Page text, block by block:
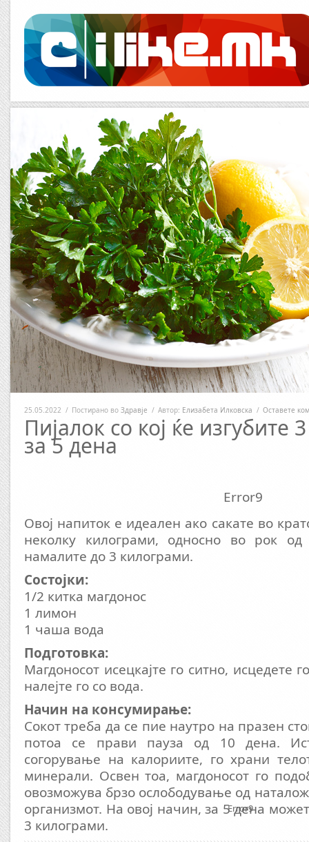
25.05.2022 / Постирано во Здравје / Автор: Елизабета Илковска / Оставете
Пијалок со кој ќе изгубите
за 5 дена
Error9
Овој напиток е идеален ако сакате во
неколку килограми, односно во рок
намалите до 3 килограми.
Состојки:
1/2 китка магдонос
1 лимон
1 чаша вода
Подготовка:
Магдоносот исецкајте го ситно, исцедете
налејте го со вода.
Начин на консумирање:
Сокот треба да се пие наутро на празен
потоа се прави пауза од 10 дена.
согорување на калориите, го храни
минерали. Освен тоа, магдоносот го
овозможува брзо ослободување од
организмот. На овој начин, за 5 дена
3 килограми.
Error9